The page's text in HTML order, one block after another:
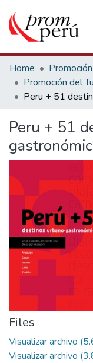
Communities &
All of DSpace
Statistics
Home
Peru + 51
Files
Visualizar archivo
Visualizar archivo